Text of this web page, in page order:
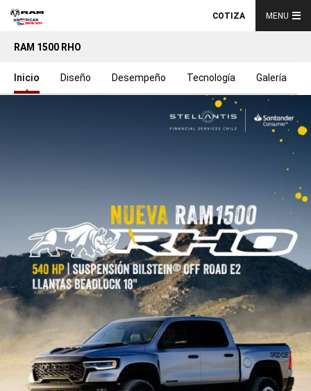
COTIZA MENU
RAM 1500 RHO
Inicio Diseño Desempeño Tecnología Galería